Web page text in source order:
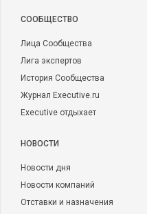
CООБЩЕСТВО
Лица Сообщества
Лига экспертов
История Сообщества
Журнал Executive.ru
Executive отдыхает
НОВОСТИ
Новости дня
Новости компаний
Отставки и назначения